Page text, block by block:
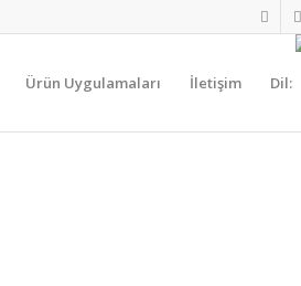
Ürün Uygulamaları İletişim Dil: